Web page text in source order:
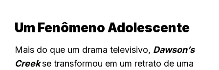
Um Fenômeno Adolescente
Mais do que um drama televisivo, Dawson’s
Creekse transformou em um retrato de uma